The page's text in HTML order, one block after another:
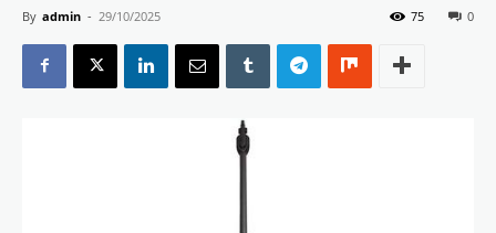
By admin - 29/10/2025 0
75